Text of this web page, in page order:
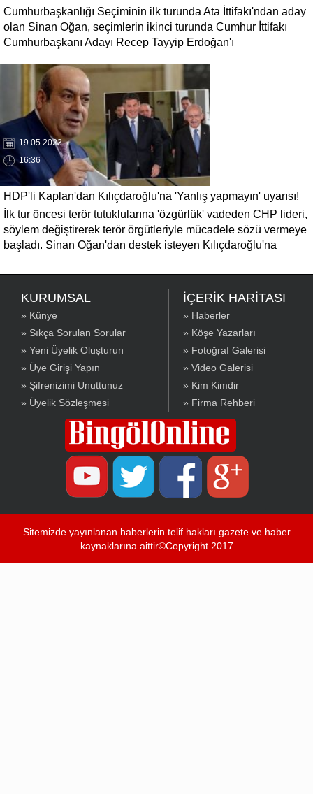
Cumhurbaşkanlığı Seçiminin ilk turunda Ata İttifakı'ndan aday
olan Sinan Oğan, seçimlerin ikinci turunda Cumhur İttifakı
Cumhurbaşkanı Adayı Recep Tayyip Erdoğan'ı
19.05.2023
16:36
HDP'li Kaplan'dan Kılıçdaroğlu'na 'Yanlış yapmayın' uyarısı!
İlk tur öncesi terör tutuklularına 'özgürlük' vadeden CHP lideri,
söylem değiştirerek terör örgütleriyle mücadele sözü vermeye
başladı. Sinan Oğan'dan destek isteyen Kılıçdaroğlu'na
'Kürtleri küstürüp yanlış yapma. Birleşmenin, dayanışmanın,
dostluğun bir sınırı vardır.' mesajı verdi.
KURUMSAL
» Künye
» Sıkça Sorulan Sorular
» Yeni Üyelik Oluşturun
» Üye Girişi Yapın
» Şifrenizimi Unuttunuz
» Üyelik Sözleşmesi
İÇERİK HARİTASI
» Haberler
» Köşe Yazarları
» Fotoğraf Galerisi
» Video Galerisi
» Kim Kimdir
» Firma Rehberi
Sitemizde yayınlanan haberlerin telif hakları gazete ve haber
kaynaklarına aittir©Copyright 2017